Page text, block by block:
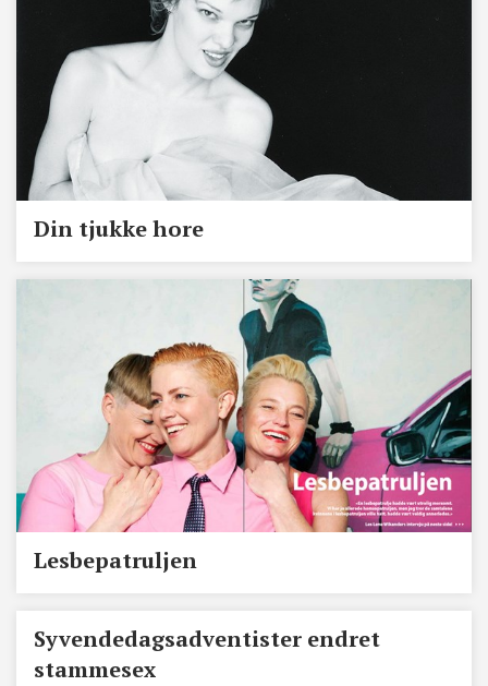
Din tjukke hore
Lesbepatruljen
Syvendedagsadventister endret
stammesex